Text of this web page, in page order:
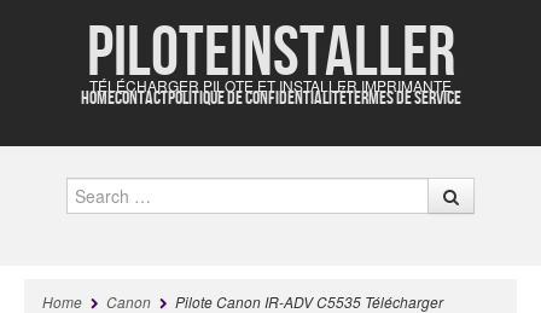
Piloteinstaller
TÉLÉCHARGER PILOTE ET INSTALLER IMPRIMANTE
HOMECONTACTPOLITIQUE DE CONFIDENTIALITÉTERMES DE SERVICE
Search
Home Canon Pilote Canon IR-ADV C5535 Télécharger